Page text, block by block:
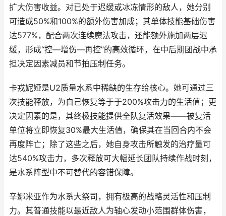
扩大伤害收益。对已处于迟缓或冰冻情形的敌人，她分别
可造成50%和100%的额外伤害加成；其单体技能基础伤害
达577%，配合两次连续魔法攻击，还能额外施加两层迟
缓，形成“控—增伤—再控”的高效循环，在中后期团战中承
担决定因素减员和节拍压制任务。
卡戎妮娅是U2质量水系中稀缺的生存给核心。她可通过三
次技能释放，为自己恢复等于于200%攻击力的生活值；更
决定因素的是，其终极技能提供全队复活效果——被复活
单位将立即恢复30%最大生活值，确保其在当回合内不会
再度阵亡；除了这些之后，她自身攻击所触发的治疗量可
达540%攻击力，多次释放可大幅延长团队持续作战时刻，
是水系阵型中不可替代的容错保障。
辛娜米亚作为水系大祭司，拥有极高的战略灵活性和压制
力。其普通技能以最近敌人为轴心发动小范围群体伤害，